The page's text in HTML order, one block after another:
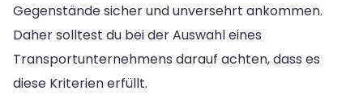
Gegenstände sicher und unversehrt ankommen.
Daher solltest du bei der Auswahl eines
Transportunternehmens darauf achten, dass es
diese Kriterien erfüllt.